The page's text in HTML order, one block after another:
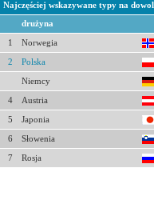
Najczęściej wskazywane typy na
drużyna
1 Norwegia
2 Polska
Niemcy
4 Austria
5 Japonia
6 Słowenia
7 Rosja